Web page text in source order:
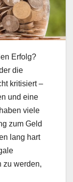
Erfolg?
die
kritisiert –
und eine
viele
zum Geld
lang hart
zu werden,